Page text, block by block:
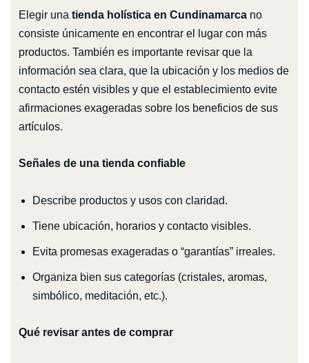
Elegir una tienda holística en Cundinamarcano
consiste únicamente en encontrar el lugar con más
productos. También es importante revisar que la
información sea clara, que la ubicación y los medios de
contacto estén visibles y que el establecimiento evite
afirmaciones exageradas sobre los beneficios de sus
artículos.
Señales de una tienda confiable
Describe productos y usos con claridad.
Tiene ubicación, horarios y contacto visibles.
Evita promesas exageradas o “garantías” irreales.
Organiza bien sus categorías (cristales, aromas,
simbólico, meditación, etc.).
Qué revisar antes de comprar